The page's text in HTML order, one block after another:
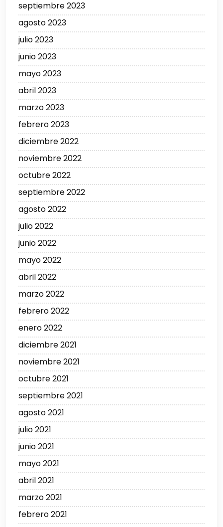
septiembre 2023
agosto 2023
julio 2023
junio 2023
mayo 2023
abril 2023
marzo 2023
febrero 2023
diciembre 2022
noviembre 2022
octubre 2022
septiembre 2022
agosto 2022
julio 2022
junio 2022
mayo 2022
abril 2022
marzo 2022
febrero 2022
enero 2022
diciembre 2021
noviembre 2021
octubre 2021
septiembre 2021
agosto 2021
julio 2021
junio 2021
mayo 2021
abril 2021
marzo 2021
febrero 2021